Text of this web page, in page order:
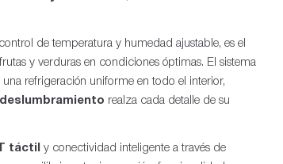
de temperatura y humedad ajustable, es el
y verduras en condiciones óptimas. El sistema
una refrigeración uniforme en todo el interior,
realza cada detalle de su
táctil y conectividad inteligente a través de